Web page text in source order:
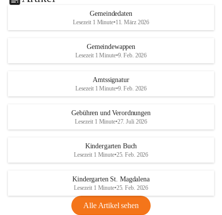
Gemeindedaten
Lesezeit 1 Minute•11. März 2026
Gemeindewappen
Lesezeit 1 Minute•9. Feb. 2026
Amtssignatur
Lesezeit 1 Minute•9. Feb. 2026
Gebühren und Verordnungen
Lesezeit 1 Minute•27. Juli 2026
Kindergarten Buch
Lesezeit 1 Minute•25. Feb. 2026
Kindergarten St. Magdalena
Lesezeit 1 Minute•25. Feb. 2026
Alle Artikel sehen